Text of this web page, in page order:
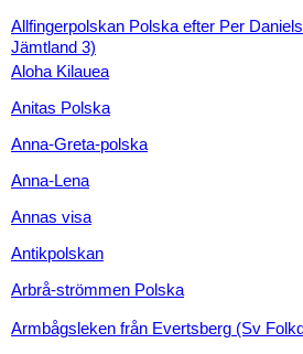
Allfingerpolskan Polska efter Per
Jämtland 3)
Aloha Kilauea
Anitas Polska
Anna-Greta-polska
Anna-Lena
Annas visa
Antikpolskan
Arbrå-strömmen Polska
Armbågsleken från Evertsberg (Sv